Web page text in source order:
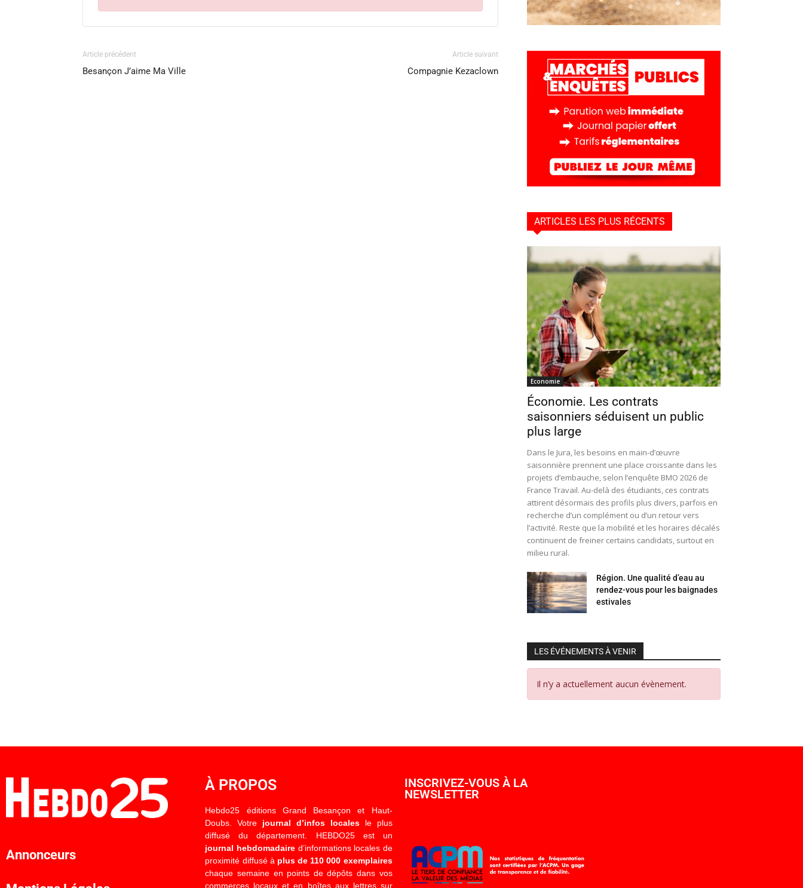
Article précédent
Besançon J’aime Ma Ville
Article suivant
Compagnie Kezaclown
ARTICLES LES PLUS RÉCENTS
Economie
Économie. Les contrats
saisonniers séduisent un public
plus large
Dans le Jura, les besoins en main-d’œuvre
saisonnière prennent une place croissante dans les
projets d’embauche, selon l’enquête BMO 2026 de
France Travail. Au-delà des étudiants, ces contrats
attirent désormais des profils plus divers, parfois en
recherche d’un complément ou d’un retour vers
l’activité. Reste que la mobilité et les horaires décalés
continuent de freiner certains candidats, surtout en
milieu rural.
Région. Une qualité d’eau au
rendez-vous pour les baignades
estivales
LES ÉVÉNEMENTS À VENIR
Il n’y a actuellement aucun évènement.
Annonceurs
À PROPOS
Hebdo25 éditions Grand Besançon et Haut-
Doubs. Votre journal d’infos localesle plus
diffusé du département. HEBDO25 est un
journal hebdomadaired’informations locales de
proximité diffusé à plus de 110 000 exemplaires
chaque semaine en points de dépôts dans vos
commerces locaux et en boîtes aux lettres sur
INSCRIVEZ-VOUS À LA
NEWSLETTER